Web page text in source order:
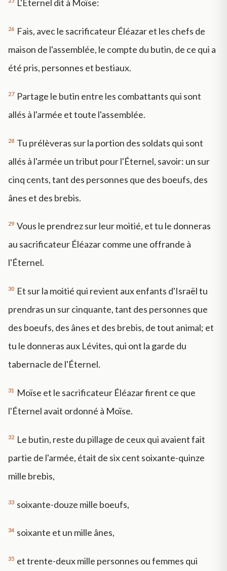
L'Éternel dit à Moïse:
26 Fais, avec le sacrificateur Éléazar et les chefs de
maison de l'assemblée, le compte du butin, de ce qui a
été pris, personnes et bestiaux.
27 Partage le butin entre les combattants qui sont
allés à l'armée et toute l'assemblée.
28 Tu prélèveras sur la portion des soldats qui sont
allés à l'armée un tribut pour l'Éternel, savoir: un sur
cinq cents, tant des personnes que des boeufs, des
ânes et des brebis.
29 Vous le prendrez sur leur moitié, et tu le donneras
au sacrificateur Éléazar comme une offrande à
l'Éternel.
30 Et sur la moitié qui revient aux enfants d'Israël tu
prendras un sur cinquante, tant des personnes que
des boeufs, des ânes et des brebis, de tout animal; et
tu le donneras aux Lévites, qui ont la garde du
tabernacle de l'Éternel.
31
Moïse et le sacrificateur Éléazar firent ce que
l'Éternel avait ordonné à Moïse.
32 Le butin, reste du pillage de ceux qui avaient fait
partie de l'armée, était de six cent soixante-quinze
mille brebis,
33 soixante-douze mille boeufs,
34 soixante et un mille ânes,
35 et trente-deux mille personnes ou femmes qui